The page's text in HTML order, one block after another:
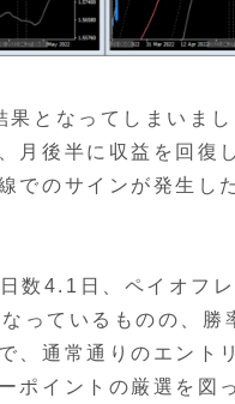
となってしまいま
月後半に収益を回復
でのサインが発生し
4.1日、ペイオフ
っているものの、勝
、通常通りのエント
ポイントの厳選を図